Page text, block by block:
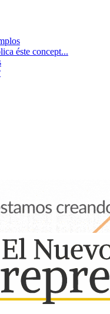
éste concept...